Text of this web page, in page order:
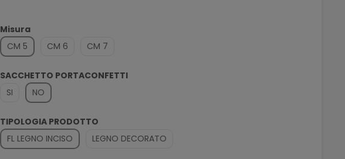
Misura
CM 5
CM 6 CM 7
SACCHETTO PORTACONFETTI
SI
NO
TIPOLOGIA PRODOTTO
FL LEGNO INCISO
LEGNO DECORATO